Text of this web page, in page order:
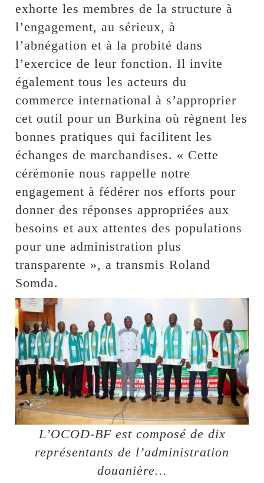
exhorte les membres de la structure à
l’engagement, au sérieux, à
l’abnégation et à la probité dans
l’exercice de leur fonction. Il invite
également tous les acteurs du
commerce international à s’approprier
cet outil pour un Burkina où règnent les
bonnes pratiques qui facilitent les
échanges de marchandises. « Cette
cérémonie nous rappelle notre
engagement à fédérer nos efforts pour
donner des réponses appropriées aux
besoins et aux attentes des populations
pour une administration plus
transparente », a transmis Roland
Somda.
L’OCOD-BF est composé de dix
représentants de l’administration
douanière...